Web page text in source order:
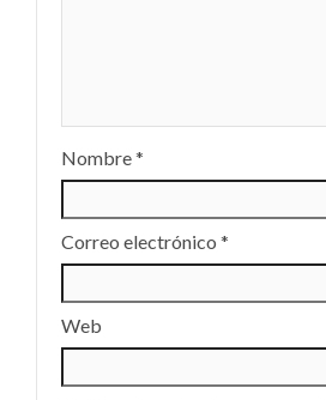
Nombre*
Correo electrónico *
Web